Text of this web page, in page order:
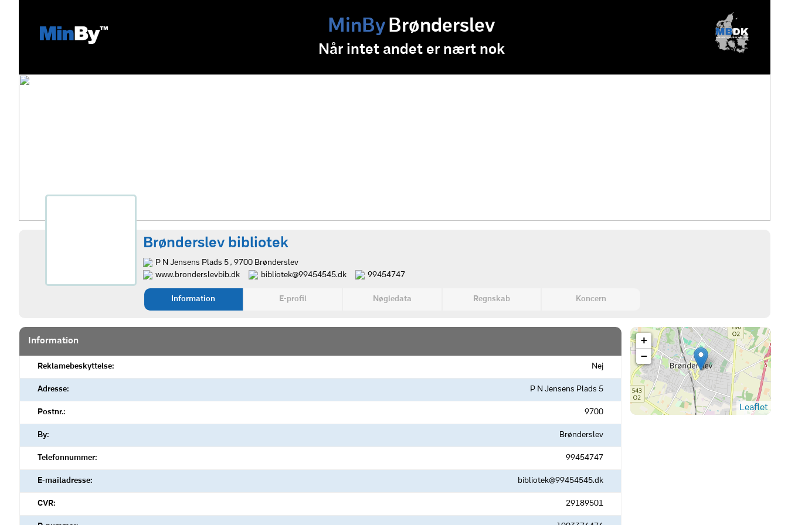
MinByBrønderslev
Når intet andet er nært nok
Brønderslev bibliotek
P N Jensens Plads 5 , 9700 Brønderslev
www.bronderslevbib.dk
bibliotek@99454545.dk 99454747
Information E-profil Nøgledata Regnskab Koncern
Information
Reklamebeskyttelse: Nej
Adresse: P N Jensens Plads 5
Postnr.: 9700
By: Brønderslev
Telefonnummer: 99454747
E-mailadresse: bibliotek@99454545.dk
CVR: 29189501
+
−
Leaflet